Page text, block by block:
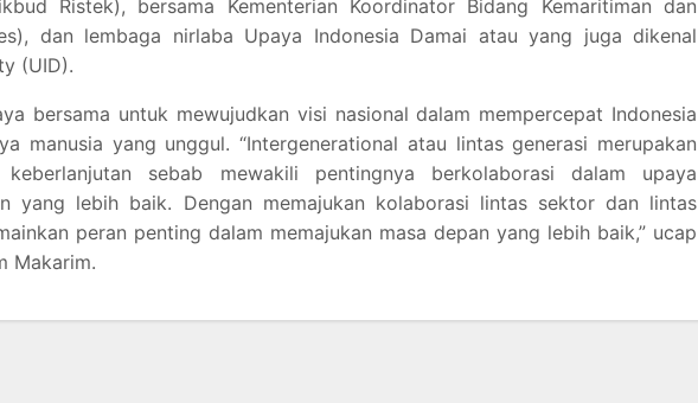
Ristek), bersama Kementerian Koordinator Bidang Kemaritiman dan
dan lembaga nirlaba Upaya Indonesia Damai atau yang juga dikenal
(UID).
bersama untuk mewujudkan visi nasional dalam mempercepat Indonesia
manusia yang unggul. “Intergenerational atau lintas generasi merupakan
sebab mewakili pentingnya berkolaborasi dalam upaya
yang lebih baik. Dengan memajukan kolaborasi lintas sektor dan lintas
peran penting dalam memajukan masa depan yang lebih baik,” ucap
Makarim.